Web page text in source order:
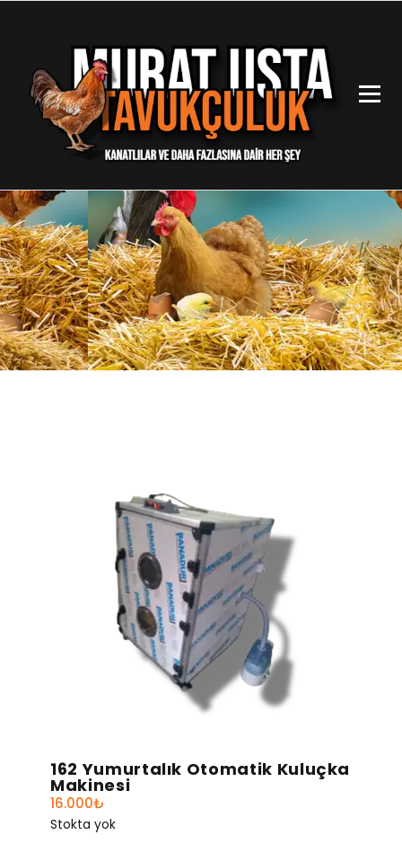
İçeriğe
162 Yumurtalık Otomatik Kuluçka
Makinesi
16.000₺
Stokta yok